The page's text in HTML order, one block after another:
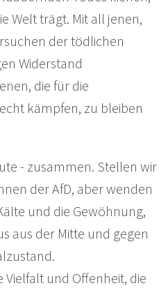
Welt trägt. Mit all jenen,
der tödlichen
Widerstand
die für die
kämpfen, zu bleiben
- zusammen. Stellen wir
der AfD, aber wenden
und die Gewöhnung,
aus der Mitte und gegen
Vielfalt und Offenheit, die